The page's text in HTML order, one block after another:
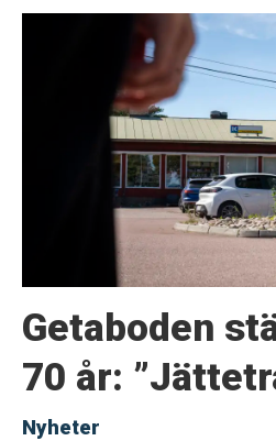
Getaboden
70 år:
Nyheter